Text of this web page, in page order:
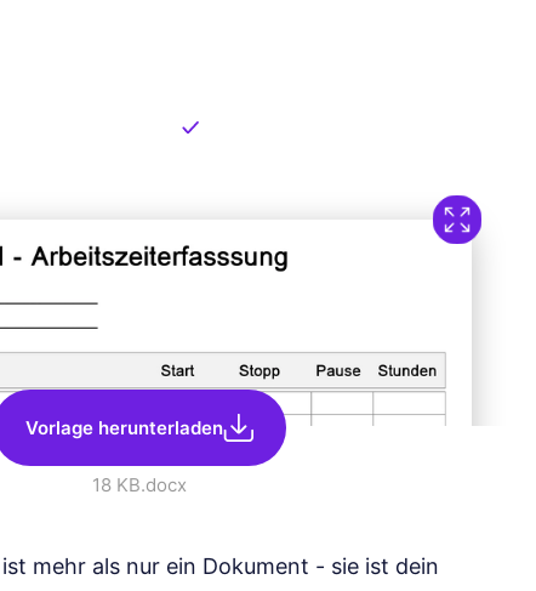
Vorlage herunterladen
18 KB.docx
ist mehr als nur ein Dokument - sie ist dein